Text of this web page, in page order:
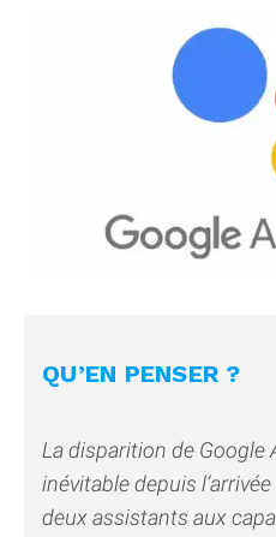
QU’EN PENSER ?
La disparition de Google
inévitable depuis
deux assistants aux